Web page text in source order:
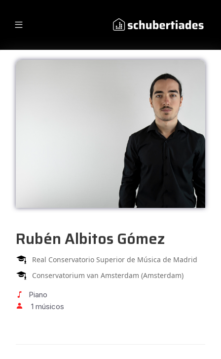
Rubén Albitos Gómez
Real Conservatorio Superior de Música de Madrid
Conservatorium van Amsterdam (Amsterdam)
Piano
1 músicos